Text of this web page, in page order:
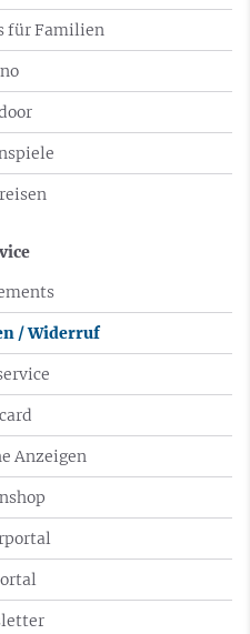
für Familien
/ Widerruf
Anzeigen